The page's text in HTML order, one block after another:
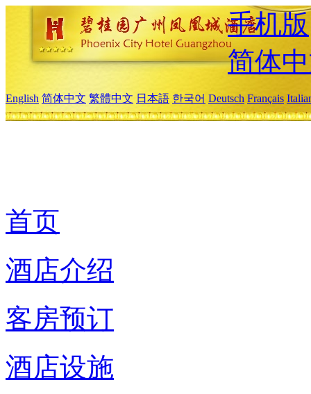
手机版
简体
English 简体中文 繁體中文 日本語 한국어 Deutsch Français
首页
酒店介绍
客房预订
酒店设施